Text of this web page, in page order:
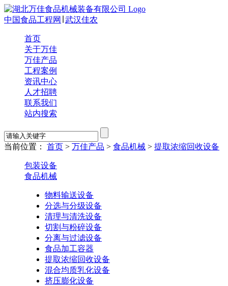
中国食品工程网 武汉佳农
首页
关于万佳
万佳产品
工程案例
资讯中心
人才招聘
联系我们
站内搜索
当前位置： 首页 > 万佳产品 > 食品机械 > 提取浓缩回收设备
包装设备
食品机械
物料输送设备
分选与分级设备
清理与清洗设备
切割与粉碎设备
分离与过滤设备
食品加工容器
提取浓缩回收设备
混合均质乳化设备
挤压膨化设备